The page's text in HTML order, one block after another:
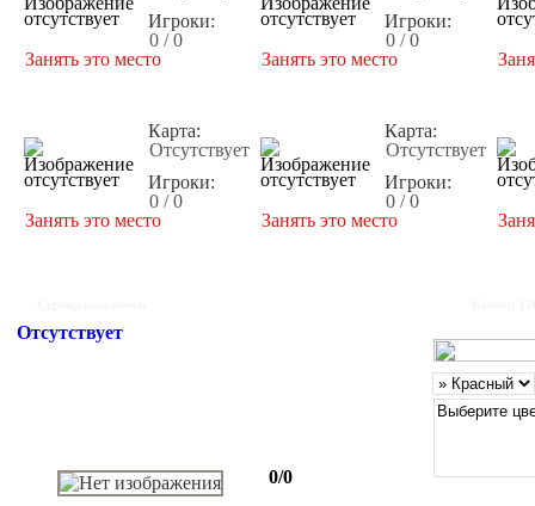
Игроки:
0 / 0
Занять это место
Игроки:
0 / 0
Занять это место
Карта:
Отсутствует
Игроки:
0 / 0
Занять это место
Карта:
Отсутствует
Игроки:
0 / 0
Занять это место
Отсутствует
0/0